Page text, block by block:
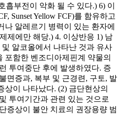
흡부전이 악화 될 수 있다.) 6) 이
Sunset Yellow FCF)를 함유하고
나 알레르기 병력이 있는 환자에
제에만 해당.) 4. 이상반응 1) 남
알코올에서 나타난 것과 유사
포함한 벤조디아제핀계 약물의
투여중단 후에 발생하였다. 증
면증과, 복부 및 근경련, 구토, 발
상이 나타났다. (2) 금단현상의
투여기간과 관련 있는 것으로
증상이 불안 치료의 권장용량 범